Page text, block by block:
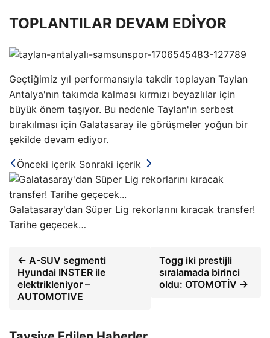
TOPLANTILAR DEVAM EDİYOR
Geçtiğimiz yıl performansıyla takdir toplayan Taylan
Antalya'nın takımda kalması kırmızı beyazlılar için
büyük önem taşıyor. Bu nedenle Taylan'ın serbest
bırakılması için Galatasaray ile görüşmeler yoğun bir
şekilde devam ediyor.
Önceki içerik Sonraki içerik
Galatasaray'dan Süper Lig rekorlarını kıracak transfer!
Tarihe geçecek…
← A-SUV segmenti
Hyundai INSTER ile
elektrikleniyor –
AUTOMOTIVE
Togg iki prestijli
sıralamada birinci
oldu: OTOMOTİV →